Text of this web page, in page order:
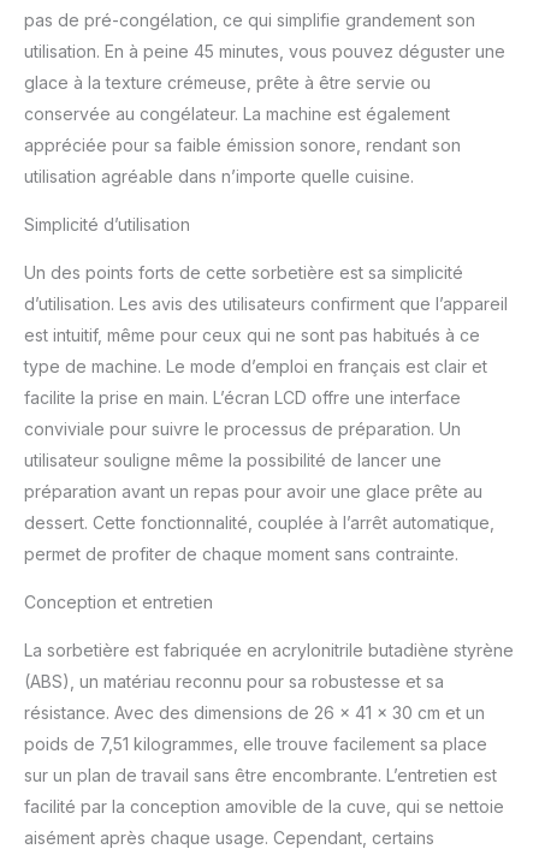
Transformez facilement
vos ingrédients en glace,
sorbet ou yaourt glacé.
[Design Élégant] - Avec
sa contenance de 1,2 L,
cette sorbetière est
parfaite pour les familles
un cadeau idéal pour
tous les amateurs de
desserts maison.
[Expérience Saine et
Silencieuse] - Prenez le
contrôle ! Créez des
glaces plus saines en
maîtrisant les sucres et
les ingrédients. Son
fonctionnement
silencieux (≤ 60 dB)
préserve le calme de
Place] - Toutes les
parties en contact avec
les aliments (bac en
aluminium et pale) sont
nettoyage facile. Son
encombrement réduit
permet de la ranger sans
pas de pré-congélation, ce qui simplifie grandement son
utilisation. En à peine 45 minutes, vous pouvez déguster une
glace à la texture crémeuse, prête à être servie ou
conservée au congélateur. La machine est également
appréciée pour sa faible émission sonore, rendant son
utilisation agréable dans n’importe quelle cuisine.
Simplicité d’utilisation
Un des points forts de cette sorbetière est sa simplicité
d’utilisation. Les avis des utilisateurs confirment que l’appareil
est intuitif, même pour ceux qui ne sont pas habitués à ce
type de machine. Le mode d’emploi en français est clair et
facilite la prise en main. L’écran LCD offre une interface
conviviale pour suivre le processus de préparation. Un
utilisateur souligne même la possibilité de lancer une
préparation avant un repas pour avoir une glace prête au
dessert. Cette fonctionnalité, couplée à l’arrêt automatique,
permet de profiter de chaque moment sans contrainte.
Conception et entretien
La sorbetière est fabriquée en acrylonitrile butadiène styrène
(ABS), un matériau reconnu pour sa robustesse et sa
résistance. Avec des dimensions de 26 x 41 x 30 cm et un
poids de 7,51 kilogrammes, elle trouve facilement sa place
sur un plan de travail sans être encombrante. L’entretien est
facilité par la conception amovible de la cuve, qui se nettoie
aisément après chaque usage. Cependant, certains